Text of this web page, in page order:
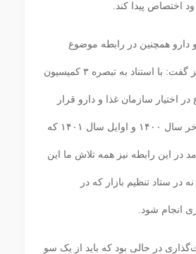
اختصاص پیدا کند.
دارو همچنین در رابطه موضوع
قیمت‌گذاری دارو نیز گفت: با استناد به تبصره ۳ کمیسیون
در اختیار سازمان غذا و دارو قرار
گرفته است. در اواخر سال ۱۴۰۰ و اوایل سال ۱۴۰۱ که
در این رابطه نیز همه تلاش ما این
در ستاد تنظیم بازار که در
انجام شود.
در حالی بود که باید از یک سو